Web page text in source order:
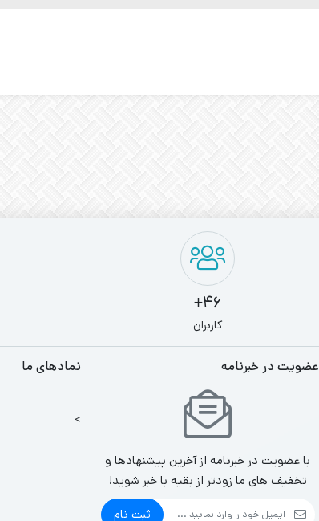
46+
کاربران
عضویت در خبرنامه
با عضویت در خبرنامه از آخرین پیشنهادها و
تخفیف های ما زودتر از بقیه با خبر شوید!
ثبت نام
نمادهای ما
>